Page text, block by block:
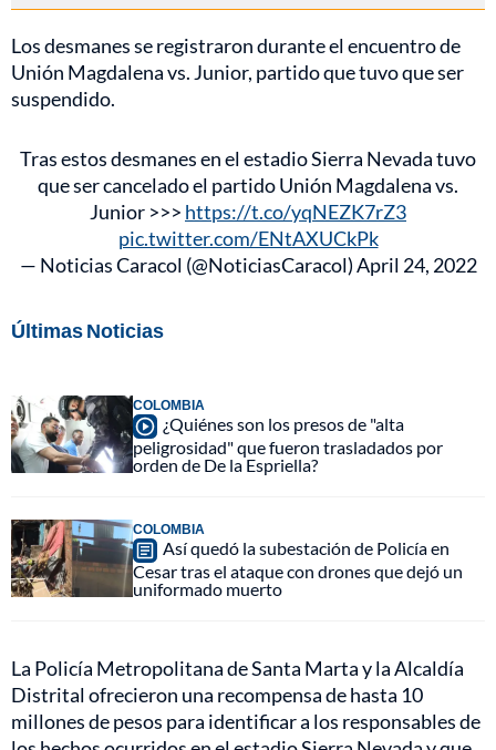
Los desmanes se registraron durante el encuentro de
Unión Magdalena vs. Junior, partido que tuvo que ser
suspendido.
Tras estos desmanes en el estadio Sierra Nevada tuvo
que ser cancelado el partido Unión Magdalena vs.
Junior >>> https://t.co/yqNEZK7rZ3
pic.twitter.com/ENtAXUCkPk
— Noticias Caracol (@NoticiasCaracol)April 24, 2022
Últimas Noticias
COLOMBIA
¿Quiénes son los presos de "alta
peligrosidad" que fueron trasladados por
orden de De la Espriella?
COLOMBIA
Así quedó la subestación de Policía en
Cesar tras el ataque con drones que dejó un
uniformado muerto
La Policía Metropolitana de Santa Marta y la Alcaldía
Distrital ofrecieron una recompensa de hasta 10
millones de pesos para identificar a los responsables de